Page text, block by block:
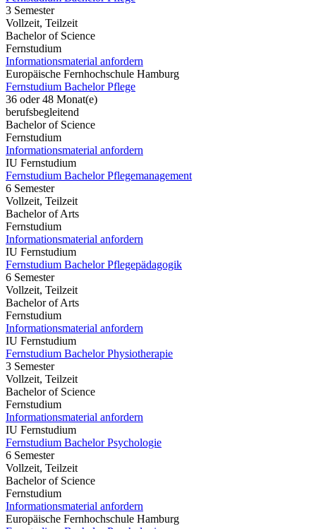
3 Semester
Vollzeit, Teilzeit
Bachelor of Science
Fernstudium
Informationsmaterial anfordern
Europäische Fernhochschule Hamburg
Fernstudium Bachelor Pflege
36 oder 48 Monat(e)
berufsbegleitend
Bachelor of Science
Fernstudium
Informationsmaterial anfordern
IU Fernstudium
Fernstudium Bachelor Pflegemanagement
6 Semester
Vollzeit, Teilzeit
Bachelor of Arts
Fernstudium
Informationsmaterial anfordern
IU Fernstudium
Fernstudium Bachelor Pflegepädagogik
6 Semester
Vollzeit, Teilzeit
Bachelor of Arts
Fernstudium
Informationsmaterial anfordern
IU Fernstudium
Fernstudium Bachelor Physiotherapie
3 Semester
Vollzeit, Teilzeit
Bachelor of Science
Fernstudium
Informationsmaterial anfordern
IU Fernstudium
Fernstudium Bachelor Psychologie
6 Semester
Vollzeit, Teilzeit
Bachelor of Science
Fernstudium
Informationsmaterial anfordern
Europäische Fernhochschule Hamburg